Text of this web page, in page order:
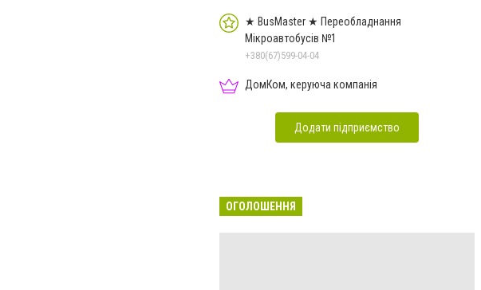
★ BusMaster ★ Переобладнання
Мікроавтобусів №1
+380(67)599-04-04
ДомКом, керуюча компанія
Додати підприємство
ОГОЛОШЕННЯ